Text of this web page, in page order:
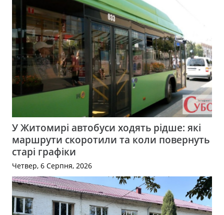
У Житомирі автобуси ходять рідше: які
маршрути скоротили та коли повернуть
старі графіки
Четвер, 6 Серпня, 2026